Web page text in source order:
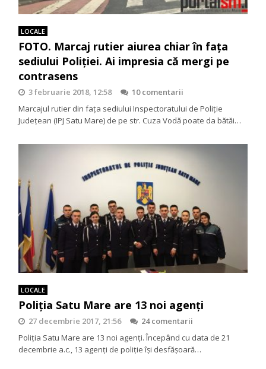
LOCALE
FOTO. Marcaj rutier aiurea chiar în fața
sediului Poliției. Ai impresia că mergi pe
contrasens
3 februarie 2018, 12:58
10 comentarii
Marcajul rutier din fața sediului Inspectoratului de Poliție
Județean (IPJ Satu Mare) de pe str. Cuza Vodă poate da bătăi…
LOCALE
Poliția Satu Mare are 13 noi agenți
27 decembrie 2017, 21:56
24 comentarii
Poliția Satu Mare are 13 noi agenți. Începând cu data de 21
decembrie a.c., 13 agenți de poliție își desfășoară…